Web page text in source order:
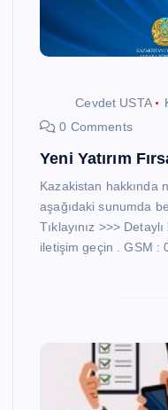
Cevdet USTA
0 Comments
Yeni Yatırım
Kazakistan hakkında
aşağıdaki sunumda
Tıklayınız >>>
iletişim geçin . GSM :